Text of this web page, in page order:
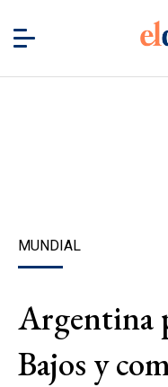
MUNDIAL
Argentina
Bajos y